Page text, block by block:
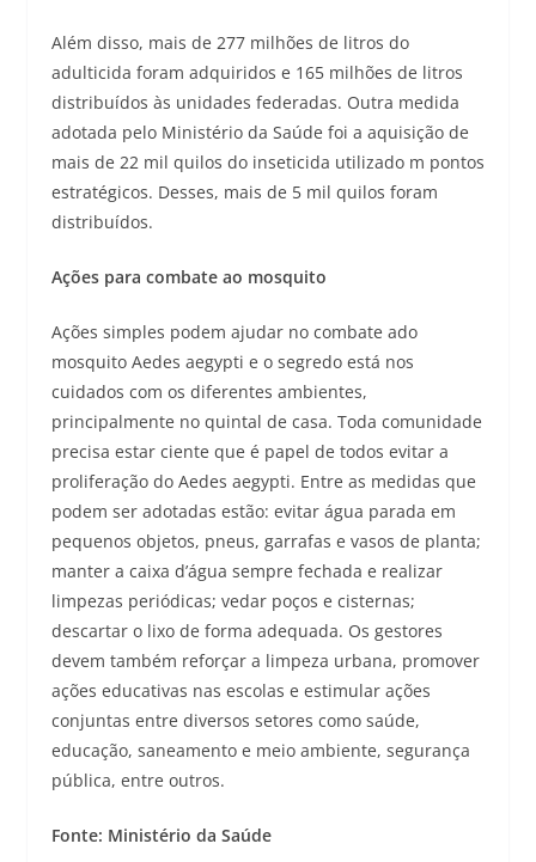
Além disso, mais de 277 milhões de litros do
adulticida foram adquiridos e 165 milhões de litros
distribuídos às unidades federadas. Outra medida
adotada pelo Ministério da Saúde foi a aquisição de
mais de 22 mil quilos do inseticida utilizado m pontos
estratégicos. Desses, mais de 5 mil quilos foram
distribuídos.
Ações para combate ao mosquito
Ações simples podem ajudar no combate ado
mosquito Aedes aegypti e o segredo está nos
cuidados com os diferentes ambientes,
principalmente no quintal de casa. Toda comunidade
precisa estar ciente que é papel de todos evitar a
proliferação do Aedes aegypti. Entre as medidas que
podem ser adotadas estão: evitar água parada em
pequenos objetos, pneus, garrafas e vasos de planta;
manter a caixa d’água sempre fechada e realizar
limpezas periódicas; vedar poços e cisternas;
descartar o lixo de forma adequada. Os gestores
devem também reforçar a limpeza urbana, promover
ações educativas nas escolas e estimular ações
conjuntas entre diversos setores como saúde,
educação, saneamento e meio ambiente, segurança
pública, entre outros.
Fonte: Ministério da Saúde